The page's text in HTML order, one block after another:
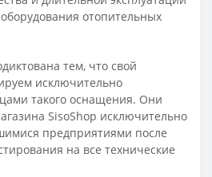
отопительных
тем, что свой
исключительно
такого оснащения. Они
SisoShop исключительно
предприятиями после
на все технические